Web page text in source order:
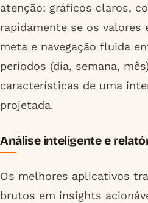
atenção: gráficos claros,
rapidamente se os valores
meta e navegação fluida
períodos (dia, semana,
características de uma
projetada.
Análise inteligente e
Os melhores aplicativos
brutos em insights